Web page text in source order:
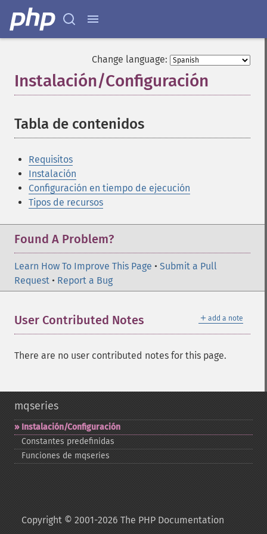
Change language:
Instalación/Configuración
Tabla de contenidos
Requisitos
Instalación
Configuración en tiempo de ejecución
Tipos de recursos
Found A Problem?
Learn How To Improve This Page • Submit a Pull
Request • Report a Bug
＋ add a note
User Contributed Notes
There are no user contributed notes for this page.
mqseries
Instalación/Configuración
Constantes predefinidas
Funciones de mqseries
Copyright © 2001-2026 The PHP Documentation